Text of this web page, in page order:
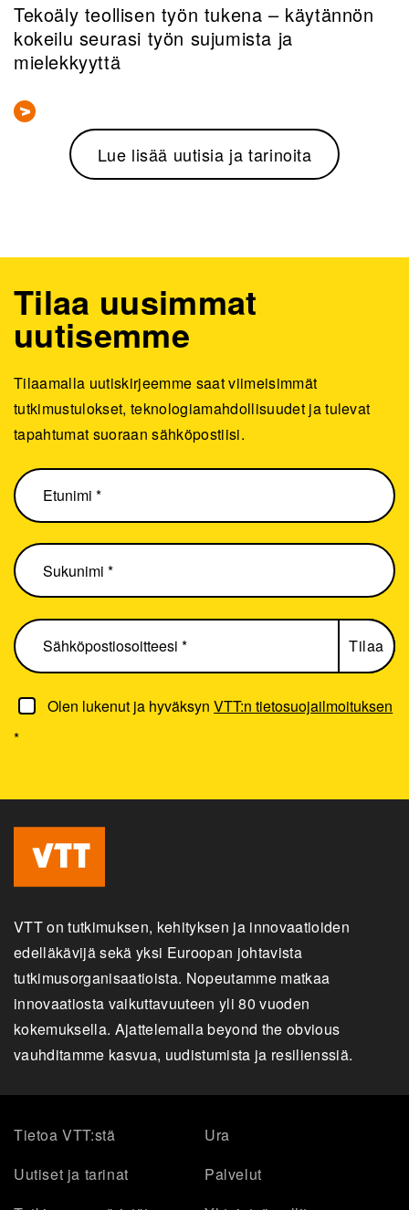
Tekoäly teollisen työn tukena – käytännön
kokeilu seurasi työn sujumista ja
mielekkyyttä
Lue lisää uutisia ja tarinoita
Olen lukenut ja hyväksynVTT:n tietosuojailmoituksen
*
Tilaa uusimmat
uutisemme
Tilaamalla uutiskirjeemme saat viimeisimmät
tutkimustulokset, teknologiamahdollisuudet ja tulevat
tapahtumat suoraan sähköpostiisi.
VTT on tutkimuksen, kehityksen ja innovaatioiden
edelläkävijä sekä yksi Euroopan johtavista
tutkimusorganisaatioista. Nopeutamme matkaa
innovaatiosta vaikuttavuuteen yli 80 vuoden
kokemuksella. Ajattelemalla beyond the obvious
vauhditamme kasvua, uudistumista ja resilienssiä.
Tietoa VTT:stä
Ura
Uutiset ja tarinat
Palvelut